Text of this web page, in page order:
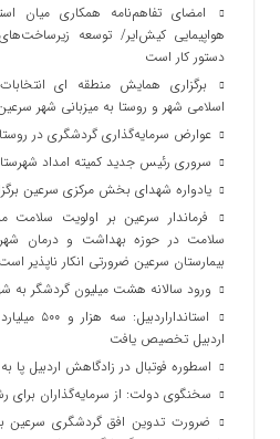
امضای تفاهم‌نامه همکاری میان
هواپیمایی کیش‌ایر/ توسعه
دستور کار است
برگزاری همایش منطقه ای
اسلامی شهر و روستا به میزبانی شهر
عوارض سرمایه‌گذاری گردشگری در
سروری رئیس جدید کمیته امداد
یادواره شهدای بخش مرکزی سرعین
فرماندار سرعین بر اولویت سلامت
سلامت در حوزه بهداشت و درمان
بیمارستان سرعین ضرورتی انکار ناپذیر است
ورود سالانه هشت میلیون گردشگر به
اردبیل تخصیص یافت
اسطوره فوتبال در زادگاهش اردبیل پا
سخنگوی دولت: از سرمایه‌گذاران برای
ضرورت تدوین افق گردشگری سرعین